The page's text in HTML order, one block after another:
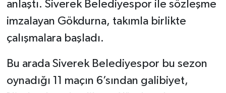
anlaştı. Siverek Belediyespor ile sözleşme
imzalayan Gökdurna, takımla birlikte
çalışmalara başladı.
Bu arada Siverek Belediyespor bu sezon
oynadığı 11 maçın 6’sından galibiyet,